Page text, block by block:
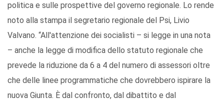
politica e sulle prospettive del governo regionale. Lo rende
noto alla stampa il segretario regionale del Psi, Livio
Valvano. “All'attenzione dei socialisti – si legge in una nota
– anche la legge di modifica dello statuto regionale che
prevede la riduzione da 6 a 4 del numero di assessori oltre
che delle linee programmatiche che dovrebbero ispirare la
nuova Giunta. È dal confronto, dal dibattito e dal